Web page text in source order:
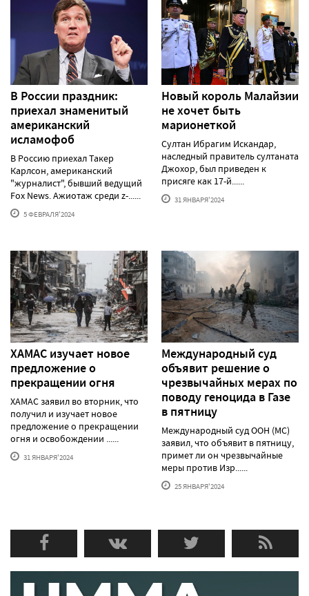
В России праздник:
приехал знаменитый
американский
исламофоб
В Россию приехал Такер
Карлсон, американский
"журналист", бывший ведущий
Fox News. Ажиотаж среди z-......
5 ФЕВРАЛЯ'2024
Новый король Малайзии
не хочет быть
марионеткой
Султан Ибрагим Искандар,
наследный правитель султаната
Джохор, был приведен к
присяге как 17-й......
31 ЯНВАРЯ'2024
ХАМАС изучает новое
предложение о
прекращении огня
ХАМАС заявил во вторник, что
получил и изучает новое
предложение о прекращении
огня и освобождении ......
31 ЯНВАРЯ'2024
Международный суд
объявит решение о
чрезвычайных мерах по
поводу геноцида в Газе
в пятницу
Международный суд ООН (МС)
заявил, что объявит в пятницу,
примет ли он чрезвычайные
меры против Изр......
25 ЯНВАРЯ'2024